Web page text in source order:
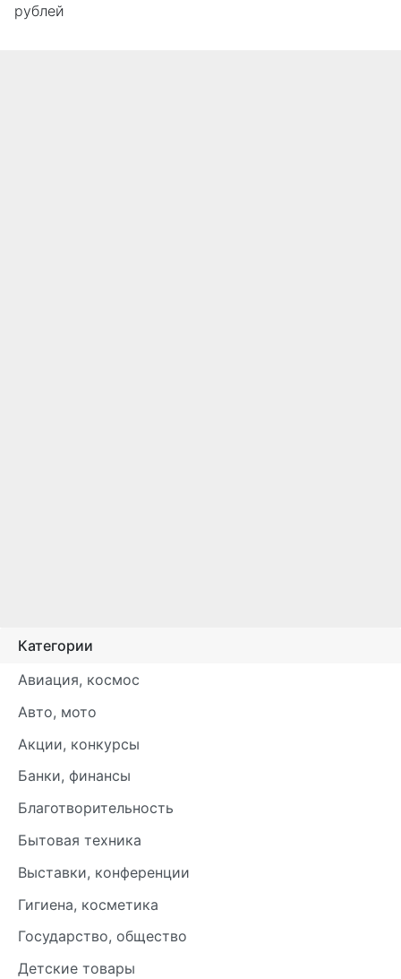
рублей
Категории
Авиация, космос
Авто, мото
Акции, конкурсы
Банки, финансы
Благотворительность
Бытовая техника
Выставки, конференции
Гигиена, косметика
Государство, общество
Детские товары